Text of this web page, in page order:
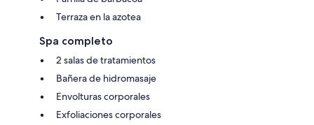
Terraza en la azotea
Spa completo
2 salas de tratamientos
Bañera de hidromasaje
Envolturas corporales
Exfoliaciones corporales